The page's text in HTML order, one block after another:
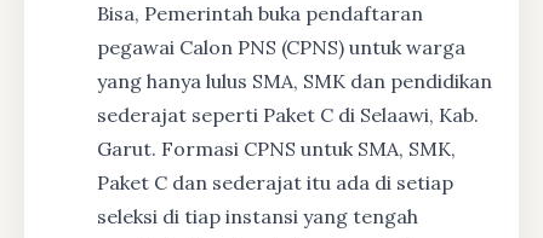
Bisa, Pemerintah buka pendaftaran
pegawai Calon PNS (CPNS) untuk warga
yang hanya lulus SMA, SMK dan pendidikan
sederajat seperti Paket C di Selaawi, Kab.
Garut. Formasi CPNS untuk SMA, SMK,
Paket C dan sederajat itu ada di setiap
seleksi di tiap instansi yang tengah